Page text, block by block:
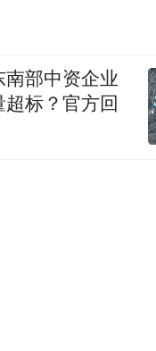
南部中资企业
标？官方回